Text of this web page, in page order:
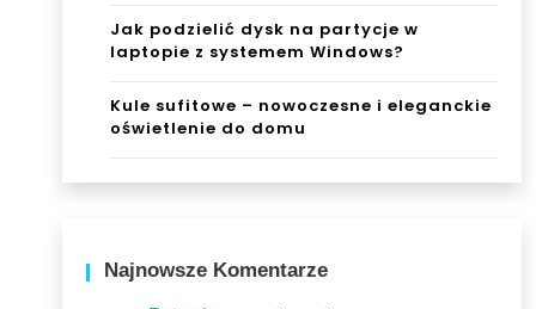
Jak podzielić dysk na partycje w
laptopie z systemem Windows?
Kule sufitowe – nowoczesne i eleganckie
oświetlenie do domu
Najnowsze Komentarze